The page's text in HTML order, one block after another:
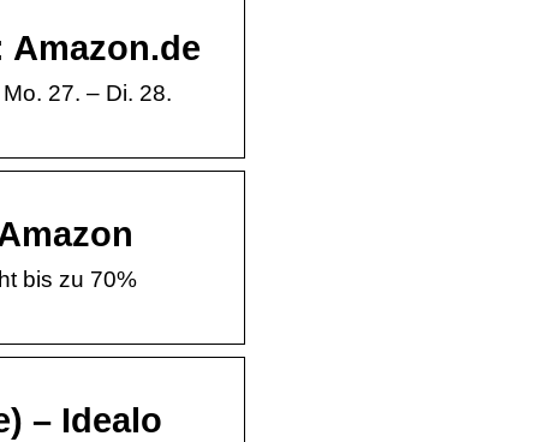
Amazon.de
27. – Di. 28.
bis zu 70%
– Idealo